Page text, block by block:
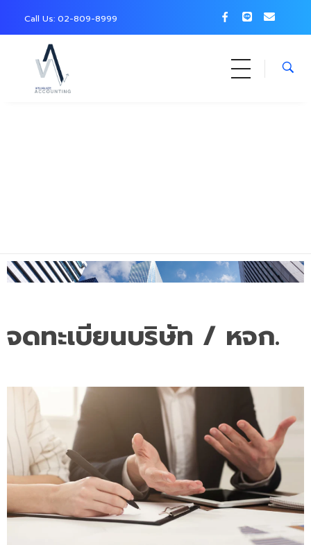
Call Us: 02-809-8999
จดทะเบียนบริษัท / หจก.